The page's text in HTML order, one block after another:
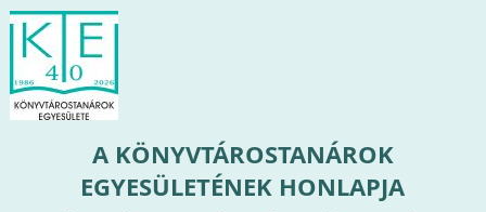
Ugrás
tartalomra
A KÖNYVTÁROSTANÁROK
EGYESÜLETÉNEK HONLAPJA